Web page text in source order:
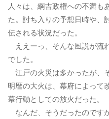
人々は、綱吉政権への不満も
た。討ち入りの予想日時や、
伝される状況だった。
ええーっ、そんな風説が流
でした。
江戸の火災は多かったが、
明暦の大火は、幕府によって
幕行動としての放火だった。
なんだ、そうだったのです